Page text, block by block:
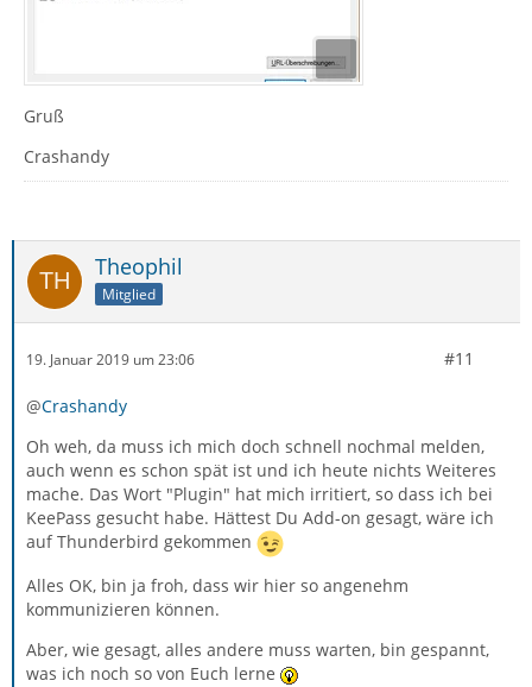
Gruß
Crashandy
Theophil
Mitglied
19. Januar 2019 um 23:06 #11
@Crashandy
Oh weh, da muss ich mich doch schnell nochmal melden,
auch wenn es schon spät ist und ich heute nichts Weiteres
mache. Das Wort "Plugin" hat mich irritiert, so dass ich bei
KeePass gesucht habe. Hättest Du Add-on gesagt, wäre ich
auf Thunderbird gekommen
Alles OK, bin ja froh, dass wir hier so angenehm
kommunizieren können.
Aber, wie gesagt, alles andere muss warten, bin gespannt,
was ich noch so von Euch lerne